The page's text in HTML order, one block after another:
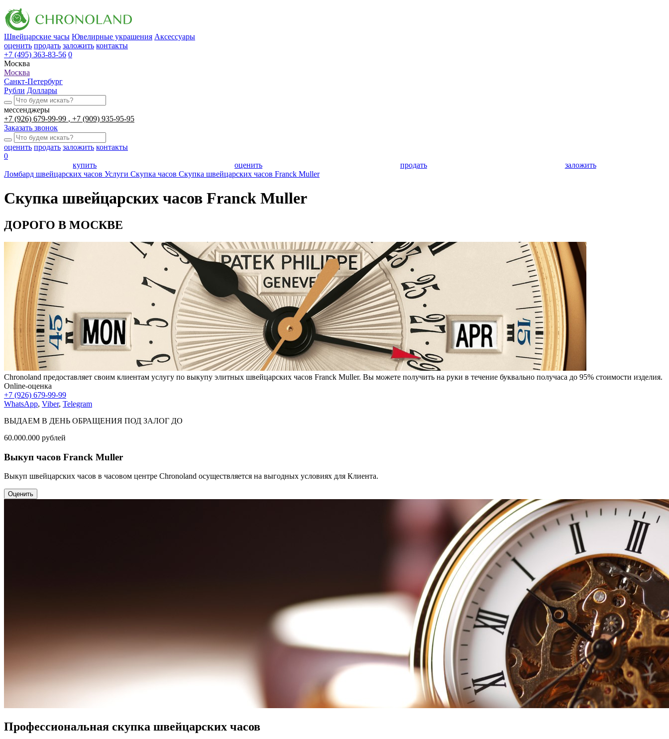
Швейцарские часы Ювелирные украшения Аксессуары
оценить продать заложить контакты
+7 (495) 363-83-56 0
Москва
Москва
Санкт-Петербург
Рубли Доллары
мессенджеры
+7 (926) 679-99-99
+7 (909) 935-95-95
Заказать звонок
оценить продать заложить контакты
0
купить
оценить продать
заложить
Ломбард швейцарских часов Услуги Скупка часов Скупка швейцарских часов Franck Muller
Скупка швейцарских часов Franck Muller
ДОРОГО В МОСКВЕ
Chronoland предоставляет своим клиентам услугу по выкупу элитных швейцарских часов Franck Muller. Вы можете получить на руки в течение буквально получаса до 95% стоимости изделия.
Online-оценка
+7 (926) 679-99-99
WhatsApp, Viber, Telegram
ВЫДАЕМ В ДЕНЬ ОБРАЩЕНИЯ ПОД ЗАЛОГ ДО
60.000.000 рублей
Выкуп часов Franck Muller
Выкуп швейцарских часов в часовом центре Chronoland осуществляется на выгодных условиях для Клиента.
Оценить
Профессиональная скупка швейцарских часов